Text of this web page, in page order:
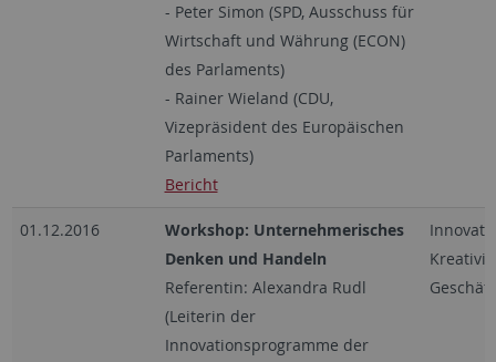
- Peter Simon (SPD, Ausschuss für
Wirtschaft und Währung (ECON)
des Parlaments)
- Rainer Wieland (CDU,
Vizepräsident des Europäischen
Parlaments)
Bericht
01.12.2016
Workshop: Unternehmerisches
Denken und Handeln
Referentin: Alexandra Rudl
(Leiterin der
Innovationsprogramme der